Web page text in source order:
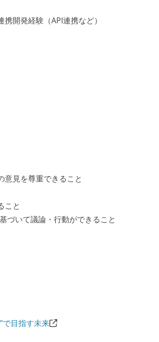
開発経験（API連携など）
意見を尊重できること
こと
づいて議論・行動ができること
で目指す未来